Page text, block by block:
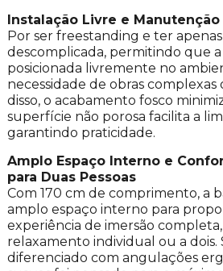
Instalação Livre e
Por ser freestanding e ter
descomplicada, permitindo que a
posicionada livremente no
necessidade de obras complexas
disso, o acabamento fosco
superfície não porosa facilita a
garantindo praticidade.
Amplo Espaço Interno e
para Duas Pessoas
Com 170 cm de comprimento, a
amplo espaço interno para
experiência de imersão
relaxamento individual ou a dois.
diferenciado com angulações